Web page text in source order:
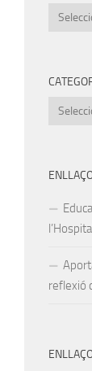
Arxius
reflexió